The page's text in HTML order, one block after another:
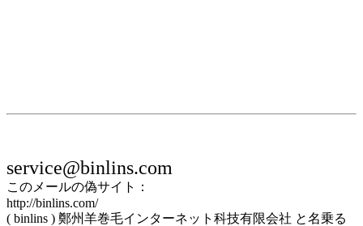
service@binlins.com
このメールの偽サイト：
http://binlins.com/
( binlins ) 鄭州羊巻毛インターネット科技有限会社 と名乗る